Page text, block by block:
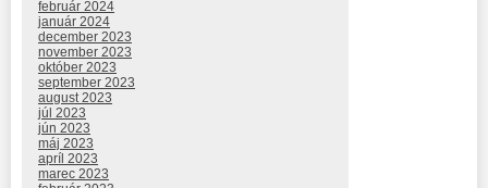
február 2024
január 2024
december 2023
november 2023
október 2023
september 2023
august 2023
júl 2023
jún 2023
máj 2023
apríl 2023
marec 2023